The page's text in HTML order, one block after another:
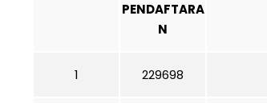
PENDAFTARA
N
1 229698